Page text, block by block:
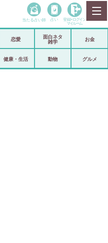
政治
当たる占い師 占い 登録• ログイン
マイルーム
恋愛
面白ネタ
雑学
お金
健康・生活 動物 グルメ